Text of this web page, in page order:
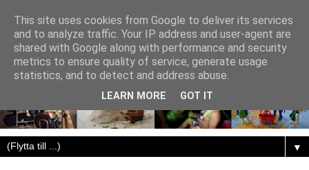
▼
This site uses cookies from Google to deliver its services
and to analyze traffic. Your IP address and user-agent are
shared with Google along with performance and security
metrics to ensure quality of service, generate usage
statistics, and to detect and address abuse.
LEARN MORE GOT IT